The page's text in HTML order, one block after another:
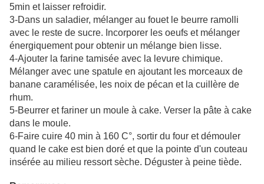
5min et laisser refroidir.
3-Dans un saladier, mélanger au fouet le beurre ramolli
avec le reste de sucre. Incorporer les oeufs et mélanger
énergiquement pour obtenir un mélange bien lisse.
4-Ajouter la farine tamisée avec la levure chimique.
Mélanger avec une spatule en ajoutant les morceaux de
banane caramélisée, les noix de pécan et la cuillère de
rhum.
5-Beurrer et fariner un moule à cake. Verser la pâte à cake
dans le moule.
6-Faire cuire 40 min à 160 C°, sortir du four et démouler
quand le cake est bien doré et que la pointe d'un couteau
insérée au milieu ressort sèche. Déguster à peine tiède.